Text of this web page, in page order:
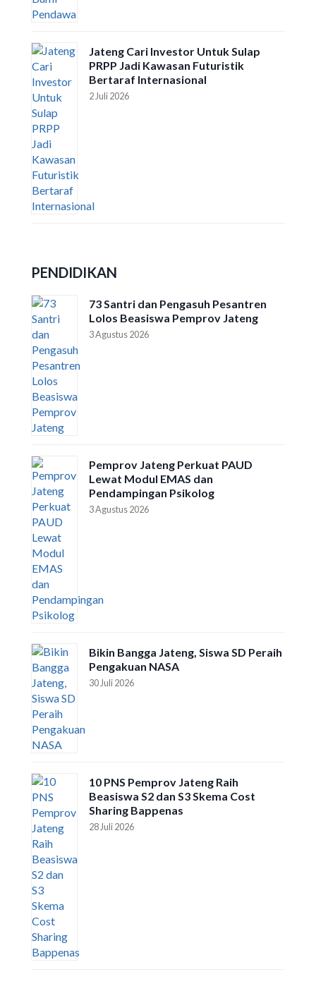
Jateng Cari Investor Untuk Sulap
PRPP Jadi Kawasan Futuristik
Bertaraf Internasional
2 Juli 2026
PENDIDIKAN
73 Santri dan Pengasuh Pesantren
Lolos Beasiswa Pemprov Jateng
3 Agustus 2026
Pemprov Jateng Perkuat PAUD
Lewat Modul EMAS dan
Pendampingan Psikolog
3 Agustus 2026
Bikin Bangga Jateng, Siswa SD Peraih
Pengakuan NASA
30 Juli 2026
10 PNS Pemprov Jateng Raih
Beasiswa S2 dan S3 Skema Cost
Sharing Bappenas
28 Juli 2026